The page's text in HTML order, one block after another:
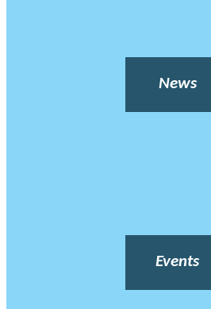
News
Events